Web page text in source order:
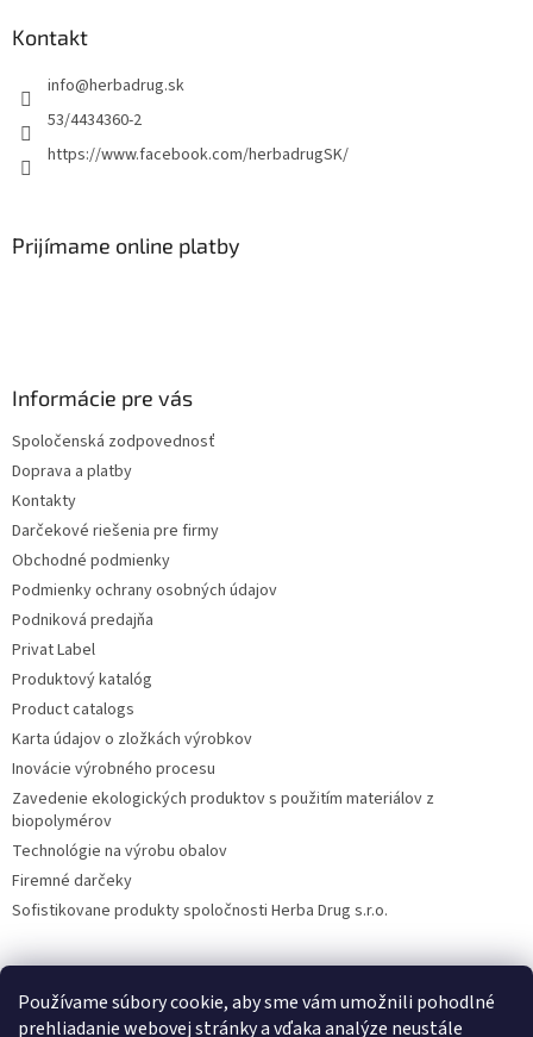
Používame súbory cookie, aby sme vám umožnili pohodlné
prehliadanie webovej stránky a vďaka analýze neustále
Kontakt
info@herbadrug.sk
53/4434360-2
https://www.facebook.com/herbadrugSK/
Prijímame online platby
Informácie pre vás
Spoločenská zodpovednosť
Doprava a platby
Kontakty
Darčekové riešenia pre firmy
Obchodné podmienky
Podmienky ochrany osobných údajov
Podniková predajňa
Privat Label
Produktový katalóg
Product catalogs
Karta údajov o zložkách výrobkov
Inovácie výrobného procesu
Zavedenie ekologických produktov s použitím materiálov z
biopolymérov
Technológie na výrobu obalov
Firemné darčeky
Sofistikovane produkty spoločnosti Herba Drug s.r.o.
DiXi Carpathia Herbarium Nubian